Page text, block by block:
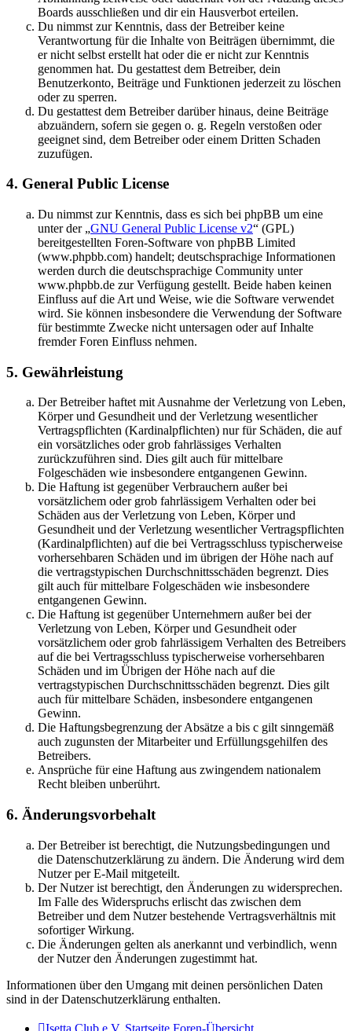
Boards ausschließen und dir ein Hausverbot erteilen.
Du nimmst zur Kenntnis, dass der Betreiber keine
Verantwortung für die Inhalte von Beiträgen übernimmt, die
er nicht selbst erstellt hat oder die er nicht zur Kenntnis
genommen hat. Du gestattest dem Betreiber, dein
Benutzerkonto, Beiträge und Funktionen jederzeit zu löschen
oder zu sperren.
Du gestattest dem Betreiber darüber hinaus, deine Beiträge
abzuändern, sofern sie gegen o. g. Regeln verstoßen oder
geeignet sind, dem Betreiber oder einem Dritten Schaden
zuzufügen.
4. General Public License
Du nimmst zur Kenntnis, dass es sich bei phpBB um eine
unter der „GNU General Public License v2“ (GPL)
bereitgestellten Foren-Software von phpBB Limited
(www.phpbb.com) handelt; deutschsprachige Informationen
werden durch die deutschsprachige Community unter
www.phpbb.de zur Verfügung gestellt. Beide haben keinen
Einfluss auf die Art und Weise, wie die Software verwendet
wird. Sie können insbesondere die Verwendung der Software
für bestimmte Zwecke nicht untersagen oder auf Inhalte
fremder Foren Einfluss nehmen.
5. Gewährleistung
Der Betreiber haftet mit Ausnahme der Verletzung von Leben,
Körper und Gesundheit und der Verletzung wesentlicher
Vertragspflichten (Kardinalpflichten) nur für Schäden, die auf
ein vorsätzliches oder grob fahrlässiges Verhalten
zurückzuführen sind. Dies gilt auch für mittelbare
Folgeschäden wie insbesondere entgangenen Gewinn.
Die Haftung ist gegenüber Verbrauchern außer bei
vorsätzlichem oder grob fahrlässigem Verhalten oder bei
Schäden aus der Verletzung von Leben, Körper und
Gesundheit und der Verletzung wesentlicher Vertragspflichten
(Kardinalpflichten) auf die bei Vertragsschluss typischerweise
vorhersehbaren Schäden und im übrigen der Höhe nach auf
die vertragstypischen Durchschnittsschäden begrenzt. Dies
gilt auch für mittelbare Folgeschäden wie insbesondere
entgangenen Gewinn.
Die Haftung ist gegenüber Unternehmern außer bei der
Verletzung von Leben, Körper und Gesundheit oder
vorsätzlichem oder grob fahrlässigem Verhalten des Betreibers
auf die bei Vertragsschluss typischerweise vorhersehbaren
Schäden und im Übrigen der Höhe nach auf die
vertragstypischen Durchschnittsschäden begrenzt. Dies gilt
auch für mittelbare Schäden, insbesondere entgangenen
Gewinn.
Die Haftungsbegrenzung der Absätze a bis c gilt sinngemäß
auch zugunsten der Mitarbeiter und Erfüllungsgehilfen des
Betreibers.
Ansprüche für eine Haftung aus zwingendem nationalem
Recht bleiben unberührt.
6. Änderungsvorbehalt
Der Betreiber ist berechtigt, die Nutzungsbedingungen und
die Datenschutzerklärung zu ändern. Die Änderung wird dem
Nutzer per E-Mail mitgeteilt.
Der Nutzer ist berechtigt, den Änderungen zu widersprechen.
Im Falle des Widerspruchs erlischt das zwischen dem
Betreiber und dem Nutzer bestehende Vertragsverhältnis mit
sofortiger Wirkung.
Die Änderungen gelten als anerkannt und verbindlich, wenn
der Nutzer den Änderungen zugestimmt hat.
Informationen über den Umgang mit deinen persönlichen Daten
sind in der Datenschutzerklärung enthalten.
Isetta Club e.V. Startseite Foren-Übersicht